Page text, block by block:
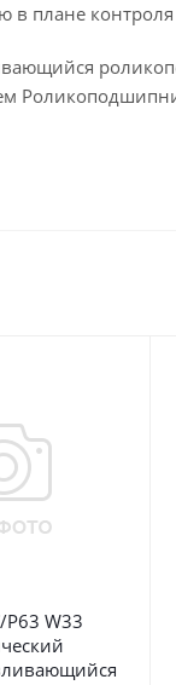
плане
P63 W33